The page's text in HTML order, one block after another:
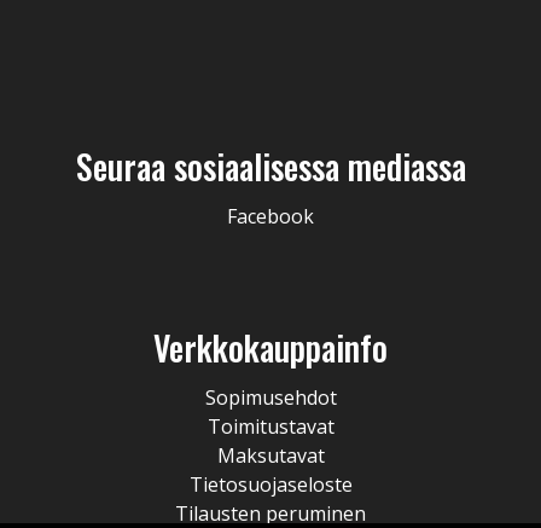
Seuraa sosiaalisessa mediassa
Facebook
Verkkokauppainfo
Sopimusehdot
Toimitustavat
Maksutavat
Tietosuojaseloste
Tilausten peruminen